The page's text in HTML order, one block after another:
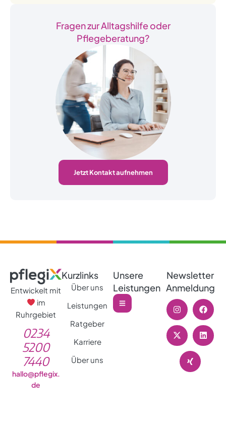
Fragen zur Alltagshilfe oder
Pflegeberatung?
Jetzt Kontakt aufnehmen
Entwickelt mit
im
Ruhrgebiet
0234
5200
7440
hallo@pflegix.
de
Kurzlinks
Über uns
Leistungen
Ratgeber
Karriere
Über uns
Unsere
Leistungen
Newsletter
Anmeldung